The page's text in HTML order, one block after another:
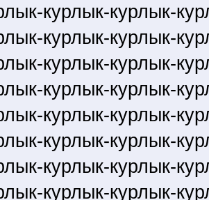
курлык-курлык-
курлык-курлык-
курлык-курлык-
курлык-курлык-
курлык-курлык-
курлык-курлык-
курлык-курлык-
курлык-курлык-